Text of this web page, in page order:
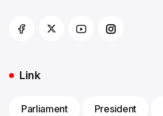
Link
Parliament President